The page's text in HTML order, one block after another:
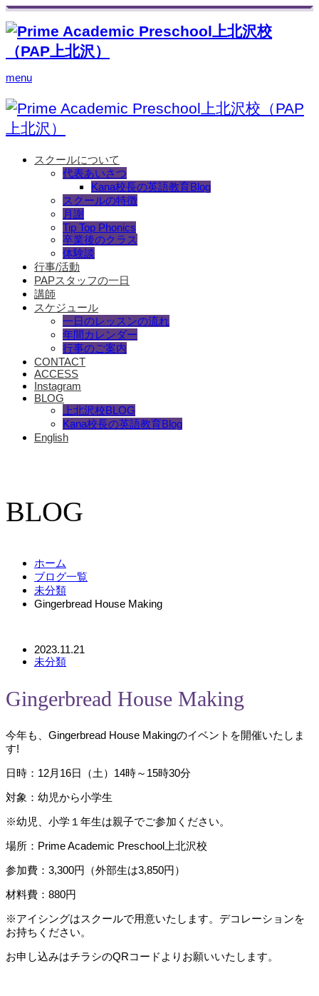
menu
スクールについて
代表あいさつ
Kana校長の英語教育Blog
スクールの特徴
月謝
Tip Top Phonics
卒業後のクラス
体験談
行事/活動
PAPスタッフの一日
講師
スケジュール
一日のレッスンの流れ
年間カレンダー
行事のご案内
CONTACT
ACCESS
Instagram
BLOG
上北沢校BLOG
Kana校長の英語教育Blog
English
BLOG
ホーム
ブログ一覧
未分類
Gingerbread House Making
2023.11.21
未分類
Gingerbread House Making
今年も、Gingerbread House Makingのイベントを開催いたしま
す!
日時：12月16日（土）14時～15時30分
対象：幼児から小学生
※幼児、小学１年生は親子でご参加ください。
場所：Prime Academic Preschool上北沢校
参加費：3,300円（外部生は3,850円）
材料費：880円
※アイシングはスクールで用意いたします。デコレーションを
お持ちください。
お申し込みはチラシのQRコードよりお願いいたします。